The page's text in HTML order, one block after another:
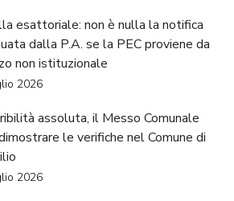
esattoriale: non è nulla la notifica
dalla P.A. se la PEC proviene da
non istituzionale
2026
assoluta, il Messo Comunale
le verifiche nel Comune di
2026